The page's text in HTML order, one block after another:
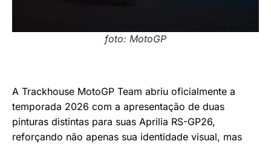
foto: MotoGP
A Trackhouse MotoGP Team abriu oficialmente a
temporada 2026 com a apresentação de duas
pinturas distintas para suas Aprilia RS-GP26,
reforçando não apenas sua identidade visual, mas